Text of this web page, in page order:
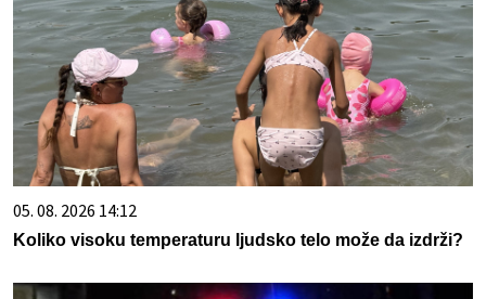
05. 08. 2026 14:12
Koliko visoku temperaturu ljudsko telo može da izdrži?